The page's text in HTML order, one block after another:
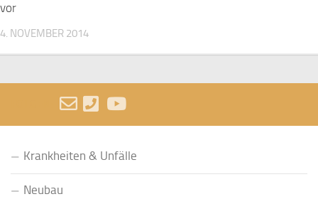
vor
4. NOVEMBER 2014
Krankheiten & Unfälle
Neubau